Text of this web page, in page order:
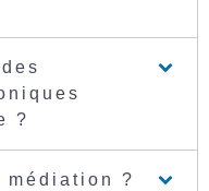
?
médiation ?